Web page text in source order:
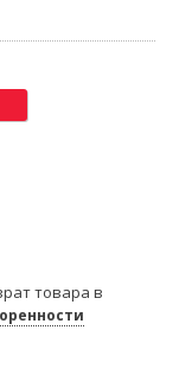
товара в